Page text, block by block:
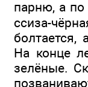
парню, а
ссиза-
На конце
зелёные.